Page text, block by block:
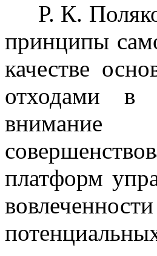
Р. К.
принципы
качестве
отходами в
внимание
платформ